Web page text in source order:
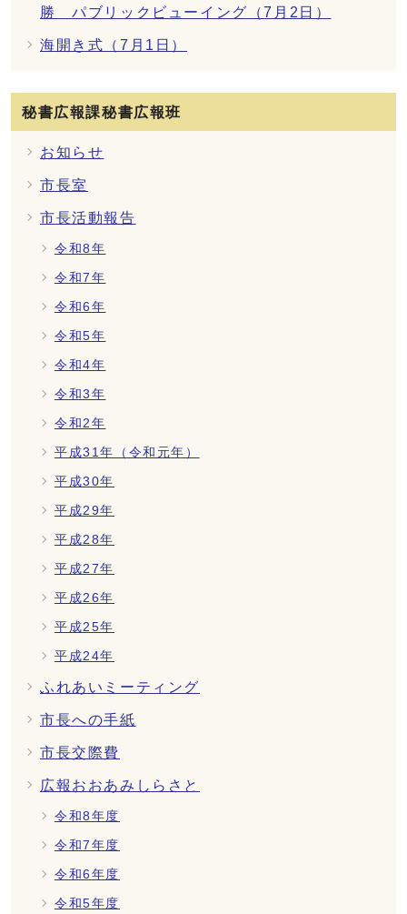
勝 パブリックビューイング（7月2日）
海開き式（7月1日）
秘書広報課秘書広報班
お知らせ
市長室
市長活動報告
令和8年
令和7年
令和6年
令和5年
令和4年
令和3年
令和2年
平成31年（令和元年）
平成30年
平成29年
平成28年
平成27年
平成26年
平成25年
平成24年
ふれあいミーティング
市長への手紙
市長交際費
広報おおあみしらさと
令和8年度
令和7年度
令和6年度
令和5年度